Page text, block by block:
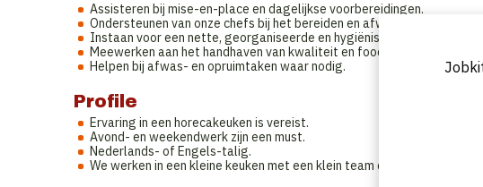
Assisteren bij mise-en-place en dagelijkse voorbereidingen.
Ondersteunen van onze chefs bij het bereiden en afwerken van
Instaan voor een nette, georganiseerde en hygiënische werkplek
Meewerken aan het handhaven van kwaliteit en food safety.
Helpen bij afwas- en opruimtaken waar nodig.
Profile
Ervaring in een horecakeuken is vereist.
Avond- en weekendwerk zijn een must.
Nederlands- of Engels-talig.
We werken in een kleine keuken met een klein team dus